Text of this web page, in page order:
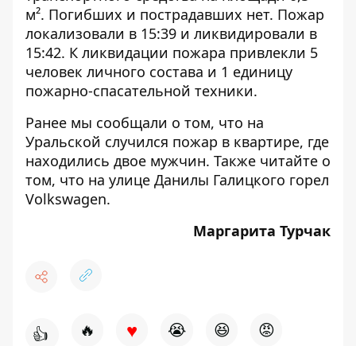
м². Погибших и пострадавших нет. Пожар
локализовали в 15:39 и ликвидировали в
15:42. К ликвидации пожара привлекли 5
человек личного состава и 1 единицу
пожарно-спасательной техники.
Ранее мы сообщали о том, что на
Уральской случился пожар в квартире, где
находились двое мужчин. Также читайте о
том, что на улице Данилы Галицкого горел
Volkswagen.
Маргарита Турчак
👍 🔥 ♥ 😭 😆 😡